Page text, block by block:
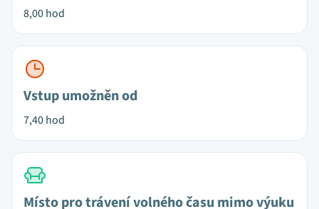
8,00 hod
Vstup umožněn od
7,40 hod
Místo pro trávení volného času mimo výuku